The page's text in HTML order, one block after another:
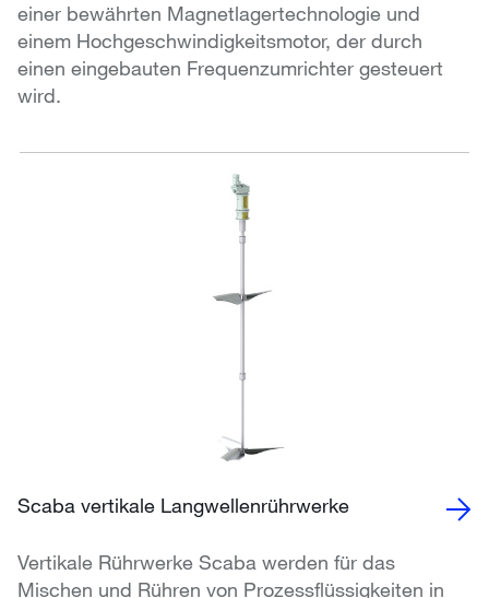
einer bewährten Magnetlagertechnologie und
einem Hochgeschwindigkeitsmotor, der durch
einen eingebauten Frequenzumrichter gesteuert
wird.
Scaba vertikale Langwellenrührwerke
Vertikale Rührwerke Scaba werden für das
Mischen und Rühren von Prozessflüssigkeiten in